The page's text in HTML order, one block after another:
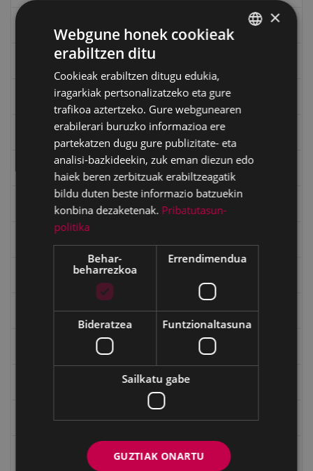
Eibarko Arma Museoaren 100. urteurrena
Eibarko baserriak
Eibarko mugarrien itzulia
Eibarko mugarrien itzulia - Iparraldea
Eibartarren ahotan
Errepublika
Historia
Ignacio Zuloaga (1870-2020)
×
Webgune honek cookieak
erabiltzen ditu
Cookieak erabiltzen ditugu edukia,
iragarkiak pertsonalizatzeko eta gure
trafikoa aztertzeko. Gure webgunearen
erabilerari buruzko informazioa ere
partekatzen dugu gure publizitate- eta
analisi-bazkideekin, zuk eman diezun edo
haiek beren zerbitzuak erabiltzeagatik
bildu duten beste informazio batzuekin
konbina dezaketenak. Pribatutasun-
politika
Behar-
beharrezkoa
Errendimendua
Bideratzea Funtzionaltasuna
Sailkatu gabe
GUZTIAK ONARTU